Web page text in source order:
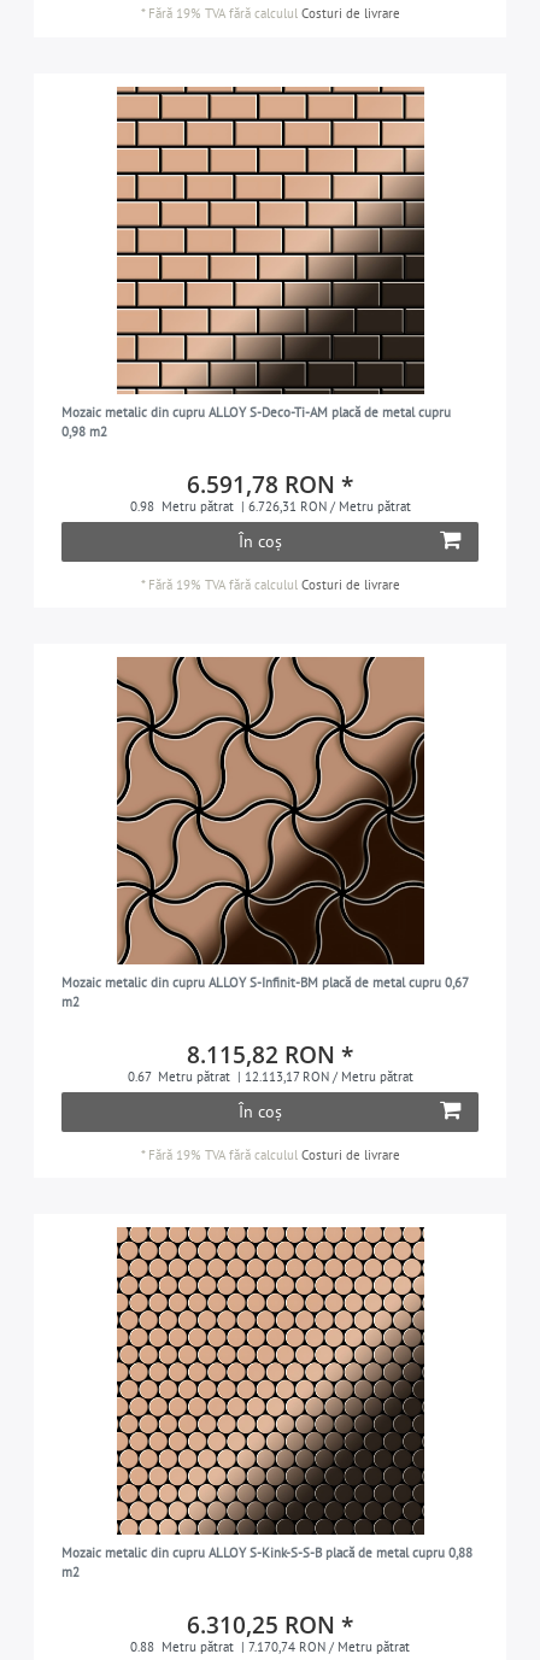
* Fără 19% TVAfără calculul Costuri de livrare
Mozaic metalic din cupru ALLOY S-Deco-Ti-AM placă de metal cupru
0,98 m2
6.591,78 RON *
0.98 Metru pătrat | 6.726,31 RON / Metru pătrat
În coș
* Fără 19% TVAfără calculul Costuri de livrare
Mozaic metalic din cupru ALLOY S-Infinit-BM placă de metal cupru 0,67
m2
8.115,82 RON *
0.67 Metru pătrat | 12.113,17 RON / Metru pătrat
În coș
* Fără 19% TVAfără calculul Costuri de livrare
Mozaic metalic din cupru ALLOY S-Kink-S-S-B placă de metal cupru 0,88
m2
6.310,25 RON *
0.88 Metru pătrat | 7.170,74 RON / Metru pătrat